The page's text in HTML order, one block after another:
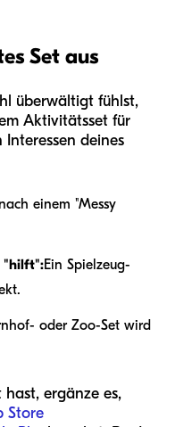
Set aus
überwältigt fühlst,
Aktivitätsset für
deines
einem "Messy
"hilft":Ein Spielzeug-
oder Zoo-Set wird
hast, ergänze es,
Store